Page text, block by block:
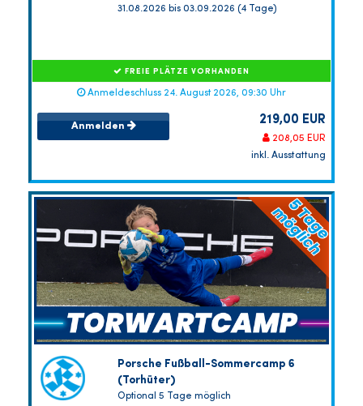
31.08.2026 bis 03.09.2026 (4 Tage)
FREIE PLÄTZE VORHANDEN
Anmeldeschluss 24. August 2026, 09:30 Uhr
Anmelden 219,00 EUR
208,05 EUR
inkl. Ausstattung
Porsche Fußball-Sommercamp 6
(Torhüter)
Optional 5 Tage möglich